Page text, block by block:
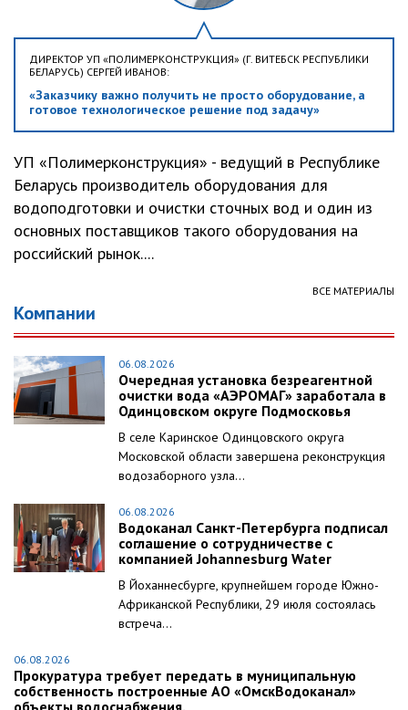
ДИРЕКТОР УП «ПОЛИМЕРКОНСТРУКЦИЯ» (Г. ВИТЕБСК РЕСПУБЛИКИ
БЕЛАРУСЬ) СЕРГЕЙ ИВАНОВ:
«Заказчику важно получить не просто оборудование, а
готовое технологическое решение под задачу»
УП «Полимерконструкция» - ведущий в Республике
Беларусь производитель оборудования для
водоподготовки и очистки сточных вод и один из
основных поставщиков такого оборудования на
российский рынок....
ВСЕ МАТЕРИАЛЫ
Компании
06.08.2026
Очередная установка безреагентной
очистки вода «АЭРОМАГ» заработала в
Одинцовском округе Подмосковья
В селе Каринское Одинцовского округа
Московской области завершена реконструкция
водозаборного узла...
06.08.2026
Водоканал Санкт-Петербурга подписал
соглашение о сотрудничестве с
компанией Johannesburg Water
В Йоханнесбурге, крупнейшем городе Южно-
Африканской Республики, 29 июля состоялась
встреча...
06.08.2026
Прокуратура требует передать в муниципальную
собственность построенные АО «ОмскВодоканал»
объекты водоснабжения.